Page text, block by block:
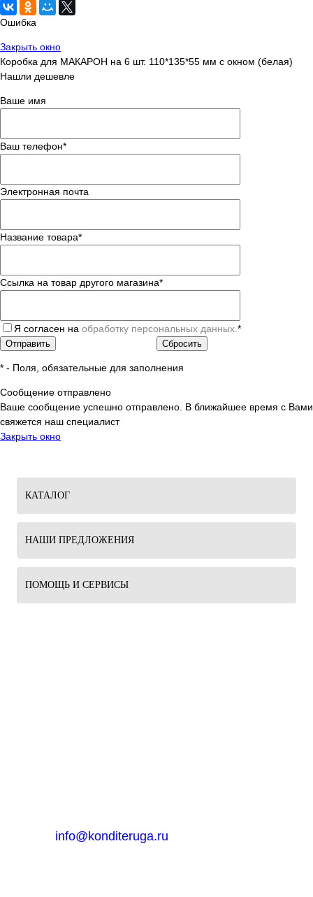
Ошибка
Закрыть окно
Коробка для МАКАРОН на 6 шт. 110*135*55 мм с окном (белая)
Нашли дешевле
Ваше имя
Ваш телефон*
Электронная почта
Название товара*
Ссылка на товар другого магазина*
Я согласен на обработку персональных данных. *
* - Поля, обязательные для заполнения
Сообщение отправлено
Ваше сообщение успешно отправлено. В ближайшее время с Вами
свяжется наш специалист
Закрыть окно
КАТАЛОГ
НАШИ ПРЕДЛОЖЕНИЯ
ПОМОЩЬ И СЕРВИСЫ
info@konditeruga.ru